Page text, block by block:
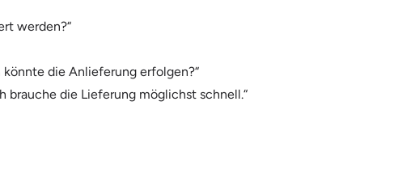
werden?“
die Anlieferung erfolgen?“
die Lieferung möglichst schnell.“